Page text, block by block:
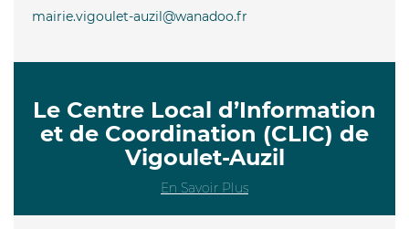
mairie.vigoulet-auzil@wanadoo.fr
Le Centre Local d’Information
et de Coordination (CLIC) de
Vigoulet-Auzil
En Savoir Plus